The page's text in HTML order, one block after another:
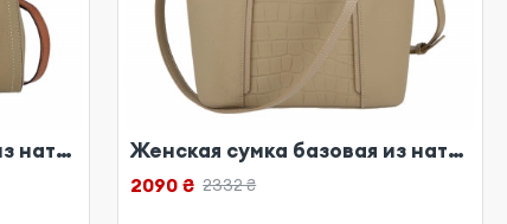
Женская сумка базовая из натуральной кожи бежевая Женская сумка базовая из натуральной кожи бежевая
2090 ₴ 2332 ₴